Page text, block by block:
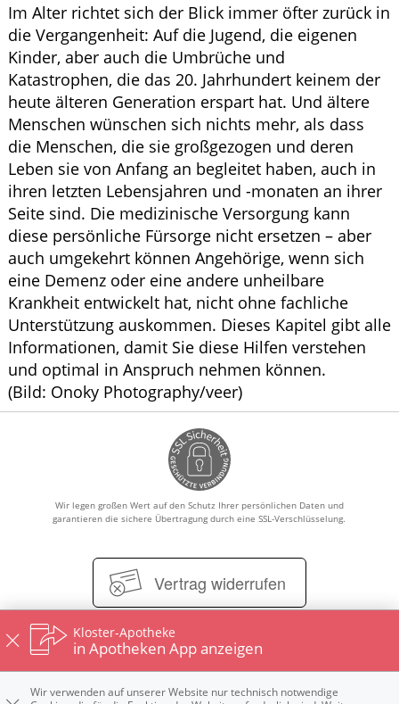
Im Alter richtet sich der Blick immer öfter zurück in
die Vergangenheit: Auf die Jugend, die eigenen
Kinder, aber auch die Umbrüche und
Katastrophen, die das 20. Jahrhundert keinem der
heute älteren Generation erspart hat. Und ältere
Menschen wünschen sich nichts mehr, als dass
die Menschen, die sie großgezogen und deren
Leben sie von Anfang an begleitet haben, auch in
ihren letzten Lebensjahren und -monaten an ihrer
Seite sind. Die medizinische Versorgung kann
diese persönliche Fürsorge nicht ersetzen – aber
auch umgekehrt können Angehörige, wenn sich
eine Demenz oder eine andere unheilbare
Krankheit entwickelt hat, nicht ohne fachliche
Unterstützung auskommen. Dieses Kapitel gibt alle
Informationen, damit Sie diese Hilfen verstehen
und optimal in Anspruch nehmen können.
(Bild: Onoky Photography/veer)
Wir legen großen Wert auf den Schutz Ihrer persönlichen Daten und
garantieren die sichere Übertragung durch eine SSL-Verschlüsselung.
Vertrag widerrufen
Kloster-Apotheke
in Apotheken App anzeigen
Wir verwenden auf unserer Website nur technisch notwendige